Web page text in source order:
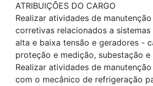
ATRIBUIÇÕES DO CARGO
Realizar atividades de
corretivas relacionados a
alta e baixa tensão e geradores -
proteção e medição, subestação e
Realizar atividades de
com o mecânico de refrigeração